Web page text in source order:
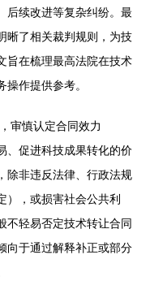
后续改进等复杂纠纷。最
晰了相关裁判规则，为技
旨在梳理最高法院在技术
作提供参考。
审慎认定合同效力
、促进科技成果转化的价
除非违反法律、行政法规
），或损害社会公共利
不轻易否定技术转让合同
向于通过解释补正或部分